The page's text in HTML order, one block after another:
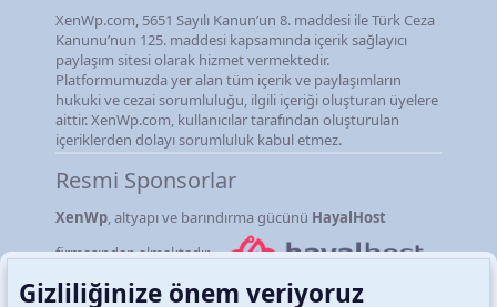
XenWp.com, 5651 Sayılı Kanun’un 8. maddesi ile Türk Ceza
Kanunu’nun 125. maddesi kapsamında içerik sağlayıcı
paylaşım sitesi olarak hizmet vermektedir.
Platformumuzda yer alan tüm içerik ve paylaşımların
hukuki ve cezai sorumluluğu, ilgili içeriği oluşturan üyelere
aittir. XenWp.com, kullanıcılar tarafından oluşturulan
içeriklerden dolayı sorumluluk kabul etmez.
Resmi Sponsorlar
XenWp, altyapı ve barındırma gücünü HayalHost
firmasından almaktadır.
Gizliliğinize önem veriyoruz